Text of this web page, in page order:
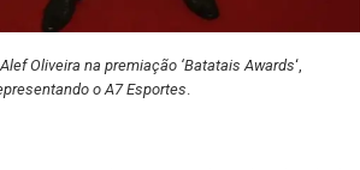
Oliveira na premiação ‘Batatais Awards‘,
o A7 Esportes.